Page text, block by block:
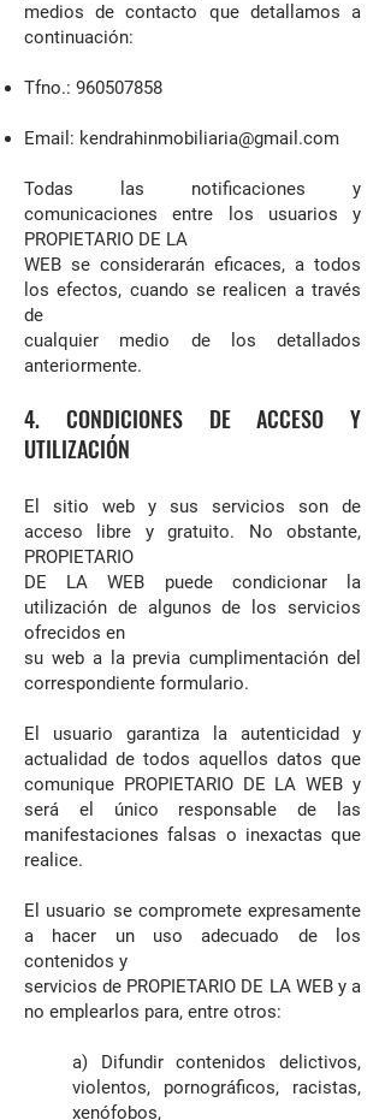
medios de contacto que detallamos a
continuación:
Tfno.: 960507858
Email: kendrahinmobiliaria@gmail.com
Todas las notificaciones y
comunicaciones entre los usuarios y
PROPIETARIO DE LA
WEB se considerarán eficaces, a todos
los efectos, cuando se realicen a través
de
cualquier medio de los detallados
anteriormente.
4. CONDICIONES DE ACCESO Y
UTILIZACIÓN
El sitio web y sus servicios son de
acceso libre y gratuito. No obstante,
PROPIETARIO
DE LA WEB puede condicionar la
utilización de algunos de los servicios
ofrecidos en
su web a la previa cumplimentación del
correspondiente formulario.
El usuario garantiza la autenticidad y
actualidad de todos aquellos datos que
comunique PROPIETARIO DE LA WEB y
será el único responsable de las
manifestaciones falsas o inexactas que
realice.
El usuario se compromete expresamente
a hacer un uso adecuado de los
contenidos y
servicios de PROPIETARIO DE LA WEB y a
no emplearlos para, entre otros:
a) Difundir contenidos delictivos,
violentos, pornográficos, racistas,
xenófobos,